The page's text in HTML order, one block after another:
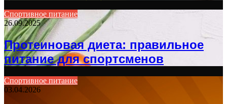
Спортивное питание
26.09.2025
Протеиновая диета: правильное
питание для спортсменов
Спортивное питание
03.04.2026